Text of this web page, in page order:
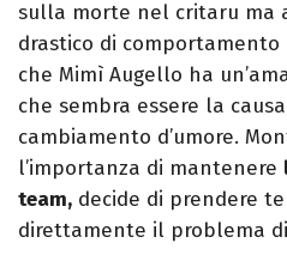
sulla morte nel critaru ma
drastico di comportamento
che Mimì Augello ha
che sembra essere la
cambiamento d’umore.
l’importanza di mantenere
team, decide di prendere
direttamente il problema